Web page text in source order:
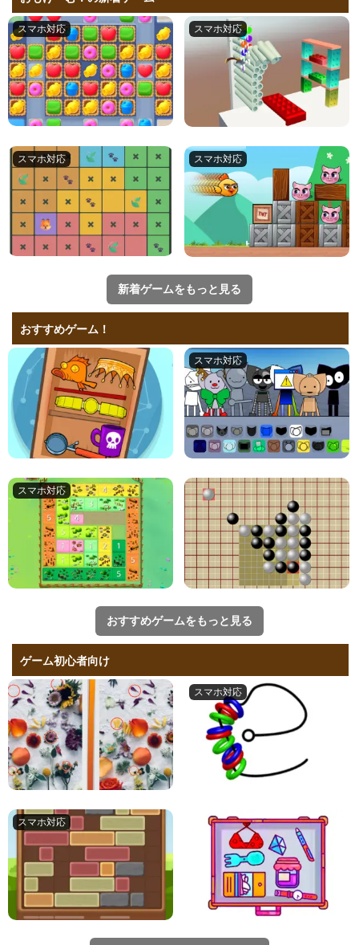
新着ゲームをもっと見る
おすすめゲーム！
おすすめゲームをもっと見る
ゲーム初心者向け